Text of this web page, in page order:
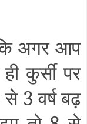
अगर आप
कुर्सी पर
3 वर्ष बढ़